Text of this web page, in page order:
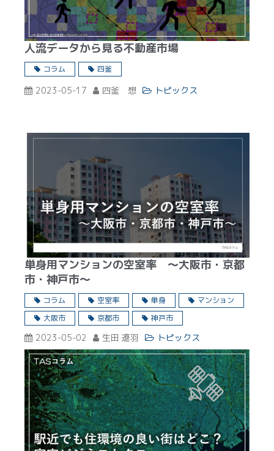
人流データから見る不動産市場
コラム 四釜
2023-05-17 四釜 想 トピックス
単身用マンションの空室率 ～大阪市・京都
市・神戸市～
コラム 空室率 単身
マンション
大阪市
京都市 神戸市
2023-05-02 生田 遼羽 トピックス